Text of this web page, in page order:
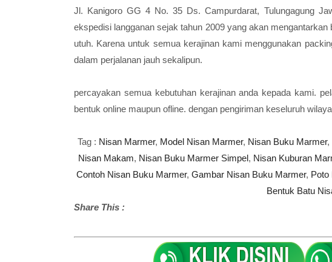
Jl. Kanigoro GG 4 No. 35 Ds. Campurdarat, Tulungagung
ekspedisi langganan sejak tahun 2009 yang akan
utuh. Karena untuk semua kerajinan kami menggunakan
dalam perjalanan jauh sekalipun.
percayakan semua kebutuhan kerajinan anda kepada kami.
bentuk online maupun ofline. dengan pengiriman keseluruh
Tag : Nisan Marmer, Model Nisan Marmer, Nisan Buku Marmer,
Nisan Makam, Nisan Buku Marmer Simpel, Nisan Kuburan
Contoh Nisan Buku Marmer, Gambar Nisan Buku Marmer, Poto
Bentuk Batu
Share This :